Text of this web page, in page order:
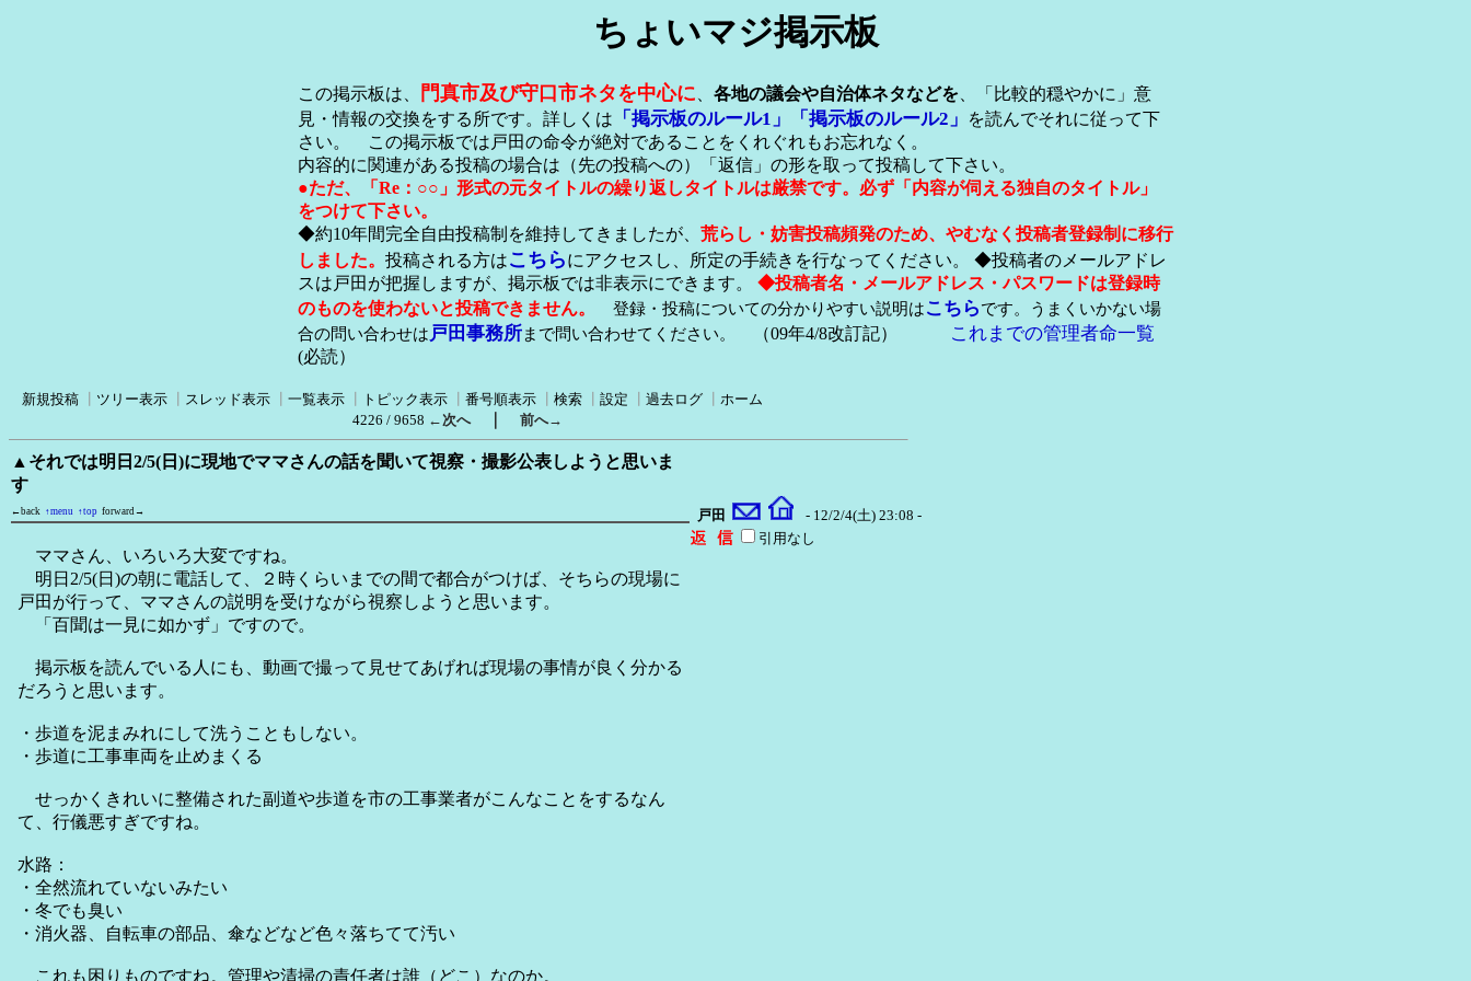
ちょいマジ掲示板
この掲示板は、 門真市及び守口市ネタを中心に、 各地の議会や自治体ネタなどを、「比較的穏やかに」意
見・情報の交換をする所です。詳しくは
「掲示板のルール1」 「掲示板のルール2」
を読んでそれに従って下
さい。 この掲示板では戸田の命令が絶対であることをくれぐれもお忘れなく。
内容的に関連がある投稿の場合は（先の投稿への）「返信」の形を取って投稿して下さい。
●ただ、「Re：○○」形式の元タイトルの繰り返しタイトルは厳禁です。必ず「内容が伺える独自のタイトル」
をつけて下さい。
◆約10年間完全自由投稿制を維持してきましたが、 荒らし・妨害投稿頻発のため、やむなく投稿者登録制に移行
しました。 投稿される方はこちらにアクセスし、所定の手続きを行なってください。 ◆投稿者のメールアドレ
スは戸田が把握しますが、掲示板では非表示にできます。 ◆投稿者名・メールアドレス・パスワードは登録時
のものを使わないと投稿できません。
登録・投稿についての分かりやすい説明はこちらです。うまくいかない場
合の問い合わせは戸田事務所まで問い合わせてください。 （09年4/8改訂記） これまでの管理者命一覧
(必読）
新規投稿 ツリー表示 スレッド表示 一覧表示 トピック表示 番号順表示 検索 設定 過去ログ
ホーム
4226 / 9658 ←次へ｜ 前へ→
▲それでは明日2/5(日)に現地でママさんの話を聞いて視察・撮影公表しようと思いま
す
←back ↑menu ↑top forward→ 戸田 - 12/2/4(土) 23:08 -
ママさん、いろいろ大変ですね。
明日2/5(日)の朝に電話して、２時くらいまでの間で都合がつけば、そちらの現場に
戸田が行って、ママさんの説明を受けながら視察しようと思います。
「百聞は一見に如かず」ですので。
掲示板を読んでいる人にも、動画で撮って見せてあげれば現場の事情が良く分かる
だろうと思います。
・歩道を泥まみれにして洗うこともしない。
・歩道に工事車両を止めまくる
せっかくきれいに整備された副道や歩道を市の工事業者がこんなことをするなん
て、行儀悪すぎですね。
水路：
・全然流れていないみたい
・冬でも臭い
・消火器、自転車の部品、傘などなど色々落ちてて汚い
これも困りものですね。管理や清掃の責任者は誰（どこ）なのか。
引用なし